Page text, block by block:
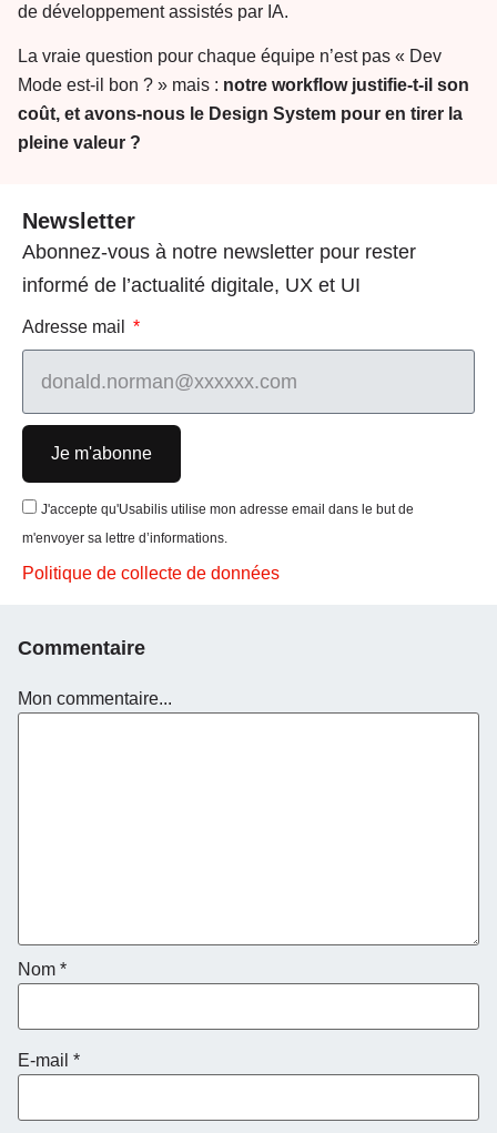
de développement assistés par IA.
La vraie question pour chaque équipe n’est pas « Dev
Mode est-il bon ? » mais : notre workflow justifie-t-il son
coût, et avons-nous le Design System pour en tirer la
pleine valeur ?
Newsletter
Abonnez-vous à notre newsletter pour rester
informé de l’actualité digitale, UX et UI
Adresse mail
Je m'abonne
J'accepte qu'Usabilis utilise mon adresse email dans le but de
m'envoyer sa lettre d’informations.
Politique de collecte de données
Commentaire
Mon commentaire...
Nom *
E-mail *